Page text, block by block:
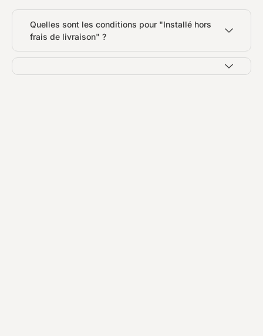
Quelles sont les conditions pour "Installé hors
frais de livraison" ?